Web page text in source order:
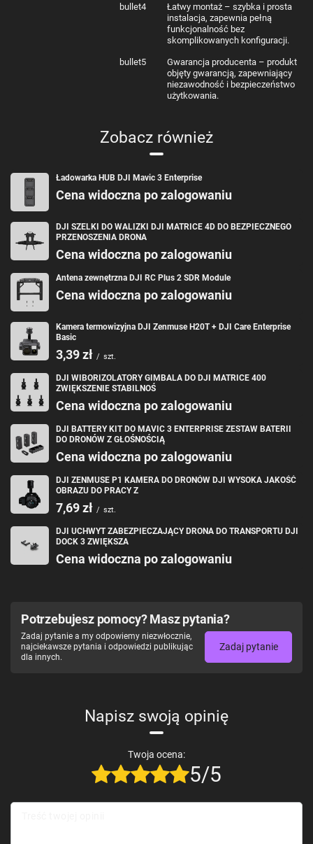
bullet4
Łatwy montaż – szybka i prosta
instalacja, zapewnia pełną
funkcjonalność bez
skomplikowanych konfiguracji.
bullet5
Gwarancja producenta – produkt
objęty gwarancją, zapewniający
niezawodność i bezpieczeństwo
użytkowania.
Zobacz również
Ładowarka HUB DJI Mavic 3 Enterprise
Cena widoczna po zalogowaniu
DJI SZELKI DO WALIZKI DJI MATRICE 4D DO BEZPIECZNEGO
PRZENOSZENIA DRONA
Cena widoczna po zalogowaniu
Antena zewnętrzna DJI RC Plus 2 SDR Module
Cena widoczna po zalogowaniu
Kamera termowizyjna DJI Zenmuse H20T + DJI Care Enterprise
Basic
3,39 zł / szt.
DJI WIBORIZOLATORY GIMBALA DO DJI MATRICE 400
ZWIĘKSZENIE STABILNOŚ
Cena widoczna po zalogowaniu
DJI BATTERY KIT DO MAVIC 3 ENTERPRISE ZESTAW BATERII
DO DRONÓW Z GŁOŚNOŚCIĄ
Cena widoczna po zalogowaniu
DJI ZENMUSE P1 KAMERA DO DRONÓW DJI WYSOKA JAKOŚĆ
OBRAZU DO PRACY Z
7,69 zł / szt.
DJI UCHWYT ZABEZPIECZAJĄCY DRONA DO TRANSPORTU DJI
DOCK 3 ZWIĘKSZA
Cena widoczna po zalogowaniu
Potrzebujesz pomocy? Masz pytania?
Zadaj pytanie a my odpowiemy niezwłocznie,
najciekawsze pytania i odpowiedzi publikując
dla innych.
Zadaj pytanie
Napisz swoją opinię
Twoja ocena:
5/5